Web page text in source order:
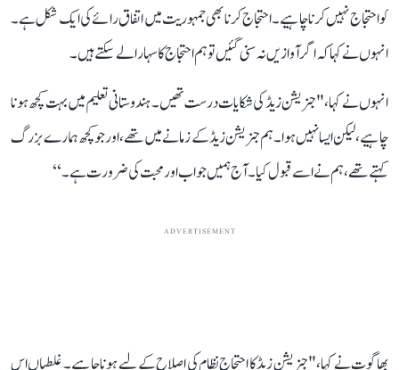
کو احتجاج نہیں کرنا چاہیے۔احتجاج کرنا بھی جمہوریت میں اتفاق رائے کی ایک شکل ہے۔
انہو ں نے کہا کہ اگر آوازیں نہ سنی گئیں تو ہم احتجاج کا سہارا لے سکتے ہیں۔
انہوں نے کہا، " جنریشن زیڈ کی شکایات درست تھیں۔ ہندوستانی تعلیم میں بہت کچھ ہونا
چاہیے، لیکن ایسا نہیں ہوا۔ ہم جنریشن زیڈ کے زمانے میں تھے، اور جو کچھ ہمارے بزرگ
کہتے تھے، ہم نےاسے قبول کیا۔ آج ہمیں جواب اور محبت کی ضرورت ہے۔‘‘
ADVERTISEMENT
بھاگوت نے کہا، " جنریشن زیڈ کا احتجاج نظام کی اصلاح کے لیے ہونا چاہیے۔ غلطیاں اس